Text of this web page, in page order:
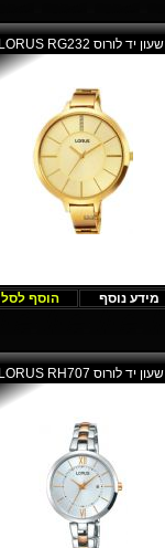
שעון יד לורוס LORUS RG232
מידע נוסף הוסף לסל
שעון יד לורוס LORUS RH707